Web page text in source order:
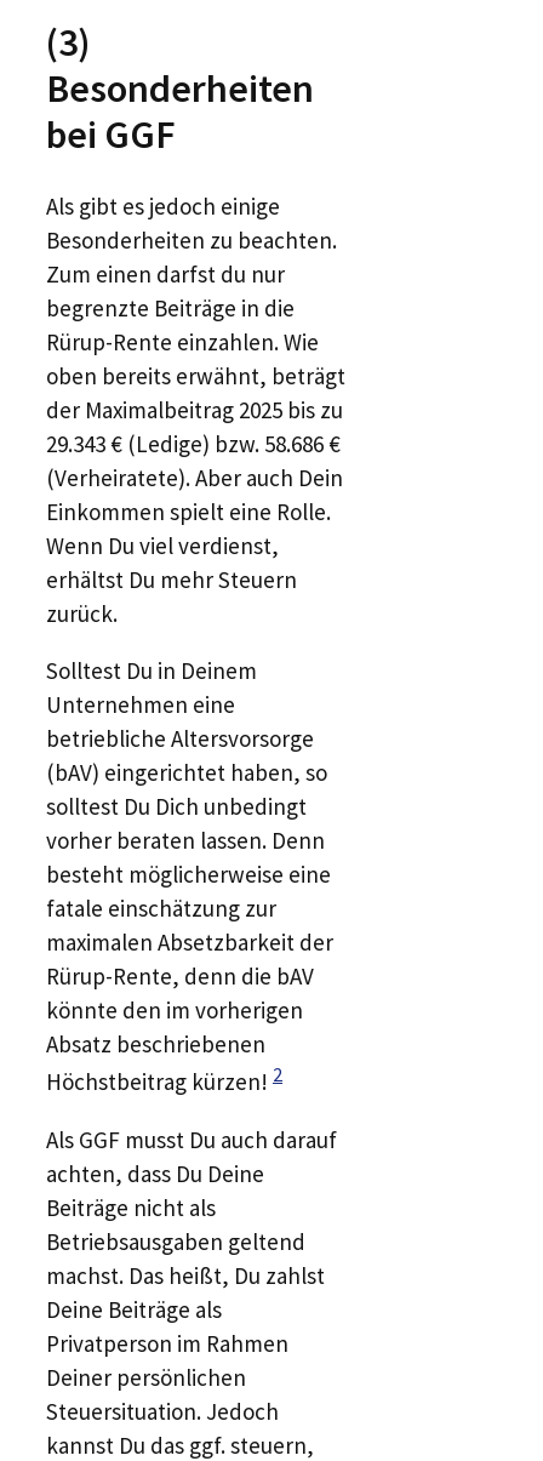
(3)
Besonderheiten
bei GGF
Als gibt es jedoch einige
Besonderheiten zu beachten.
Zum einen darfst du nur
begrenzte Beiträge in die
Rürup-Rente einzahlen. Wie
oben bereits erwähnt, beträgt
der Maximalbeitrag 2025 bis zu
29.343 € (Ledige) bzw. 58.686 €
(Verheiratete). Aber auch Dein
Einkommen spielt eine Rolle.
Wenn Du viel verdienst,
erhältst Du mehr Steuern
zurück.
Solltest Du in Deinem
Unternehmen eine
betriebliche Altersvorsorge
(bAV) eingerichtet haben, so
solltest Du Dich unbedingt
vorher beraten lassen. Denn
besteht möglicherweise eine
fatale einschätzung zur
maximalen Absetzbarkeit der
Rürup-Rente, denn die bAV
könnte den im vorherigen
Absatz beschriebenen
Höchstbeitrag kürzen! 2
Als GGF musst Du auch darauf
achten, dass Du Deine
Beiträge nicht als
Betriebsausgaben geltend
machst. Das heißt, Du zahlst
Deine Beiträge als
Privatperson im Rahmen
Deiner persönlichen
Steuersituation. Jedoch
kannst Du das ggf. steuern,